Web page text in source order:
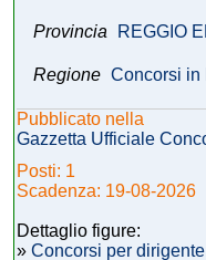
Provincia REGGIO
Regione Concorsi in
Pubblicato nella
Gazzetta Ufficiale
Posti: 1
Scadenza: 19-08-2026
Dettaglio figure:
» Concorsi per